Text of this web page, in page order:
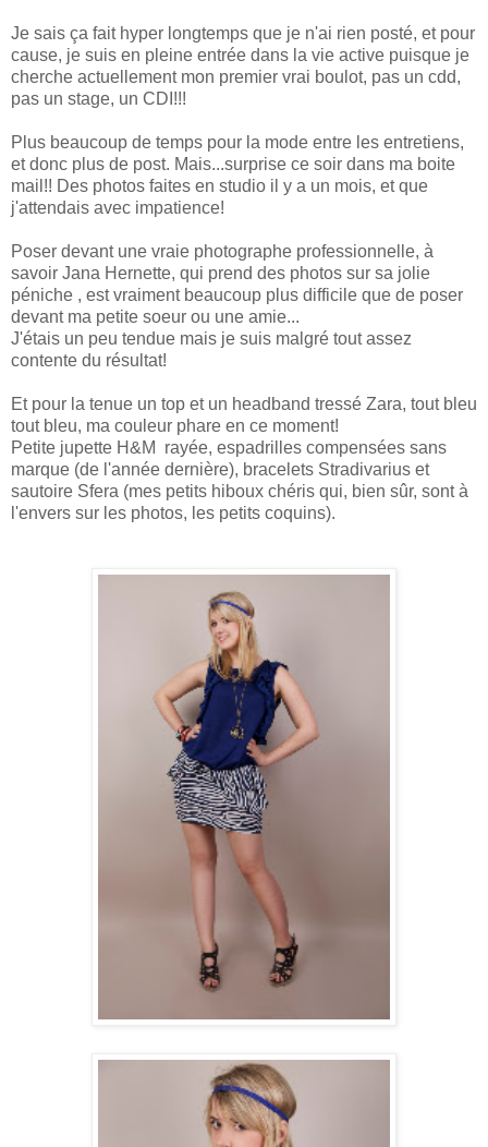
Je sais ça fait hyper longtemps que je n'ai rien posté, et pour
cause, je suis en pleine entrée dans la vie active puisque je
cherche actuellement mon premier vrai boulot, pas un cdd,
pas un stage, un CDI!!!
Plus beaucoup de temps pour la mode entre les entretiens,
et donc plus de post. Mais...surprise ce soir dans ma boite
mail!! Des photos faites en studio il y a un mois, et que
j'attendais avec impatience!
Poser devant une vraie photographe professionnelle, à
savoir Jana Hernette, qui prend des photos sur sa jolie
péniche , est vraiment beaucoup plus difficile que de poser
devant ma petite soeur ou une amie...
J'étais un peu tendue mais je suis malgré tout assez
contente du résultat!
Et pour la tenue un top et un headband tressé Zara, tout bleu
tout bleu, ma couleur phare en ce moment!
Petite jupette H&M rayée, espadrilles compensées sans
marque (de l'année dernière), bracelets Stradivarius et
sautoire Sfera (mes petits hiboux chéris qui, bien sûr, sont à
l'envers sur les photos, les petits coquins).